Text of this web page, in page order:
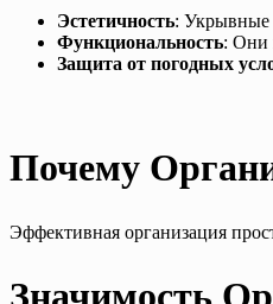
Эстетичность: Укрывные
Функциональность: Они
Защита от погодных
Почему
Эффективная организация